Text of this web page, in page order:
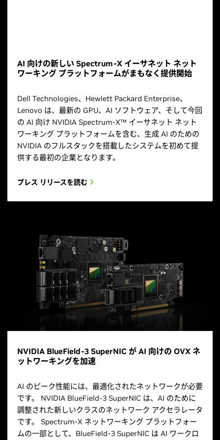
AI 向けの新しい Spectrum-X イーサネット ネット
ワーキング プラットフォームがまもなく提供開始
Dell Technologies、Hewlett Packard Enterprise、
Lenovo は、最新の GPU、AI ソフトウェア、そして今回
の AI 向け NVIDIA Spectrum-X™ イーサネット ネット
ワーキング プラットフォームを含む、生成 AI のための
NVIDIA のフルスタックを搭載したシステムを初めて提
供する最初の企業となります。
プレス リリースを読む
NVIDIA BlueField-3 SuperNIC が AI 向けの OVX ネ
ットワーキングを加速
AI のピーク性能には、最適化されたネットワークが必要
です。 NVIDIA BlueField-3 SuperNIC は、AI のために
調整された新しいクラスのネットワーク アクセラレータ
です。 Spectrum-X ネットワーキング プラットフォー
ムの一部として、BlueField-3 SuperNIC は AI ワークロ